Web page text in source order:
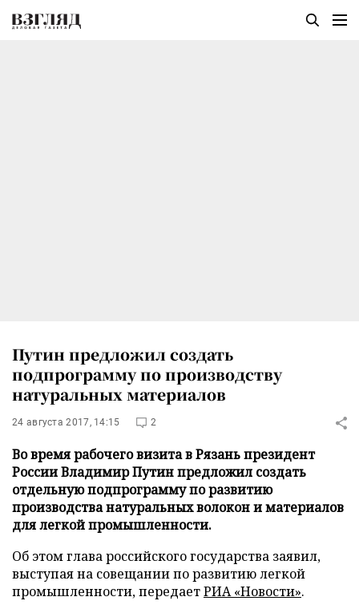
Путин предложил создать
подпрограмму по производству
натуральных материалов
24 августа 2017, 14:15 2
Во время рабочего визита в Рязань президент
России Владимир Путин предложил создать
отдельную подпрограмму по развитию
производства натуральных волокон и материалов
для легкой промышленности.
Об этом глава российского государства заявил,
выступая на совещании по развитию легкой
промышленности, передаетРИА «Новости».